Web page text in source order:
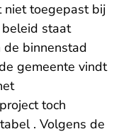
niet toegepast bij
staat
binnenstad
gemeente vindt
toch
. Volgens de